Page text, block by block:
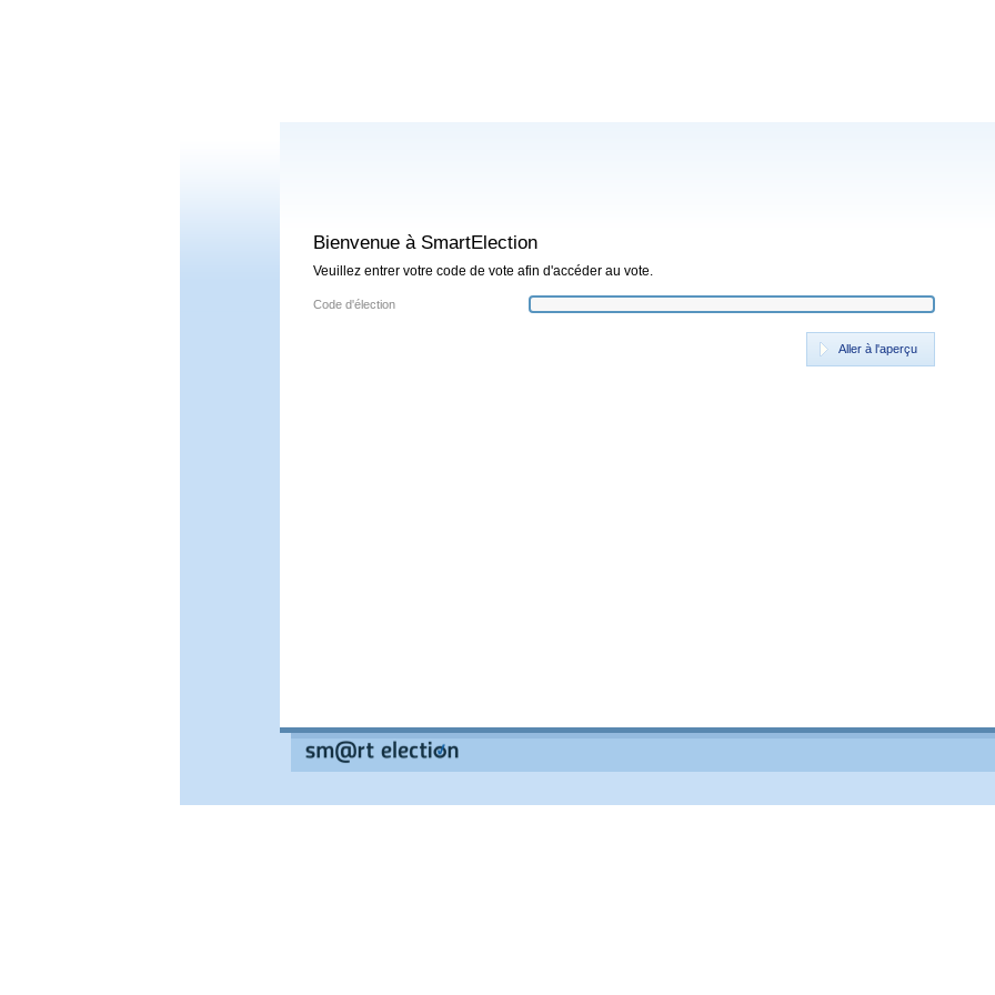
Bienvenue à SmartElection
Veuillez entrer votre code de vote afin d'accéder au vote.
Code d'élection